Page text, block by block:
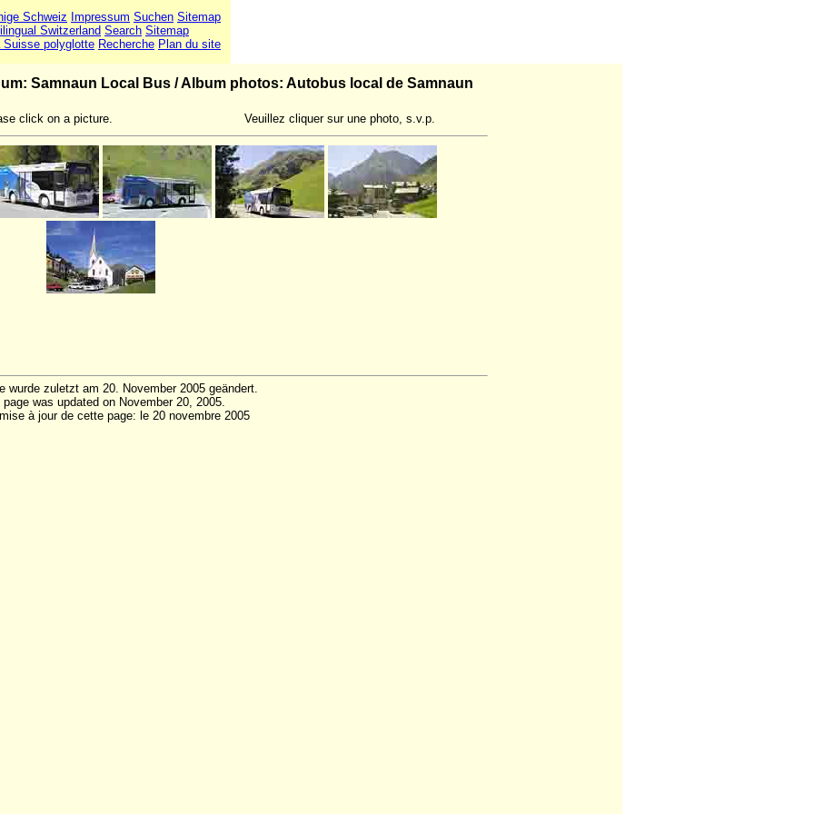
Schweiz Impressum Suchen Sitemap
Switzerland Search Sitemap
Suisse polyglotte Recherche Plan du site
Samnaun Local Bus /Album photos: Autobus local de Samnaun
click on a picture. Veuillez cliquer sur une photo, s.v.p.
wurde zuletzt am 20. November 2005 geändert.
page was updated on November 20, 2005.
à jour de cette page: le 20 novembre 2005